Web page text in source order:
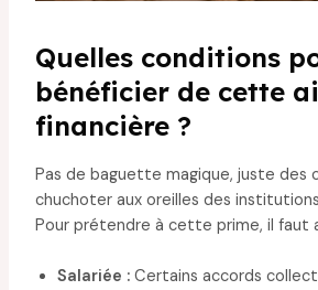
Quelles conditions
bénéficier de cette
financière ?
Pas de baguette magique, juste des
chuchoter aux oreilles des
Pour prétendre à cette prime, il faut
Salariée :Certains accords